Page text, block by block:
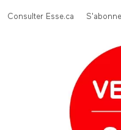
Menu Top
Consulter Esse.ca